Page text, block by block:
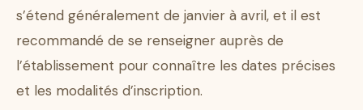
s’étend généralement de janvier à avril, et il est
recommandé de se renseigner auprès de
l’établissement pour connaître les dates précises
et les modalités d’inscription.